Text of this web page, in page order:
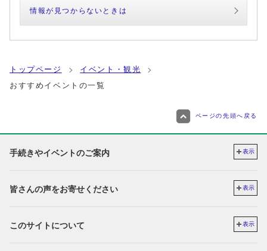
情報が見つからないときは
トップページ
イベント・観光
おすすめイベントの一覧
ページの先頭へ戻る
手続きやイベントのご案内 表示
皆さんの声をお寄せください 表示
このサイトについて 表示